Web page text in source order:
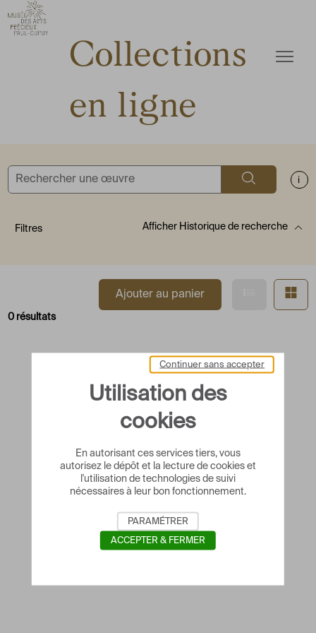
Accèder directement au contenu
Accèder directement au contenu
Collections
en ligne
Ouvrir
Rechercher
Filtres AfficherHistorique de recherche
0 résultats
Ajouter au panier Afficher
Utilisation des
cookies
En autorisant ces services tiers, vous
autorisez le dépôt et la lecture de cookies et
l'utilisation de technologies de suivi
nécessaires à leur bon fonctionnement.
Continuer sans accepter
PARAMÉTRER
ACCEPTER & FERMER